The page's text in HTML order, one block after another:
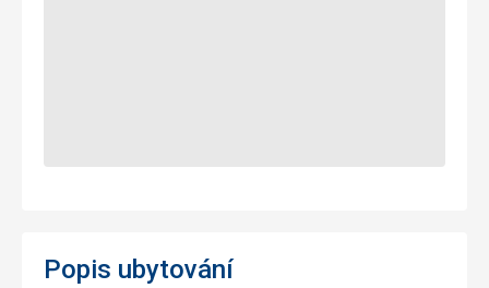
Popis ubytování